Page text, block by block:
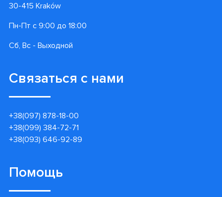
30-415 Kraków
Пн-Пт с 9:00 до 18:00
Сб, Вс - Выходной
Связаться с нами
+38(097) 878-18-00
+38(099) 384-72-71
+38(093) 646-92-89
Помощь